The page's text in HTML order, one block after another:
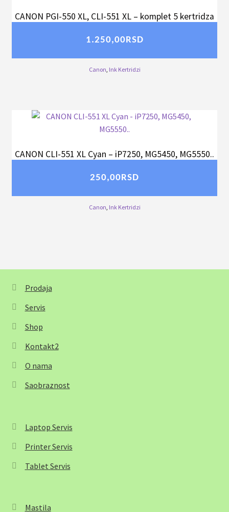
CANON PGI-550 XL, CLI-551 XL – komplet 5 kertridza
1.250,00RSD
Canon Ink Kertridzi
CANON CLI-551 XL Cyan – iP7250, MG5450, MG5550..
250,00RSD
Canon Ink Kertridzi
Prodaja
Servis
Shop
Kontakt2
O nama
Saobraznost
Laptop Servis
Printer Servis
Tablet Servis
Mastila